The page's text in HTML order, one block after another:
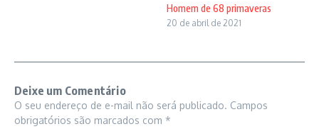
Homem de 68 primaveras
20 de abril de 2021
Deixe um Comentário
O seu endereço de e-mail não será publicado. Campos
obrigatórios são marcados com *